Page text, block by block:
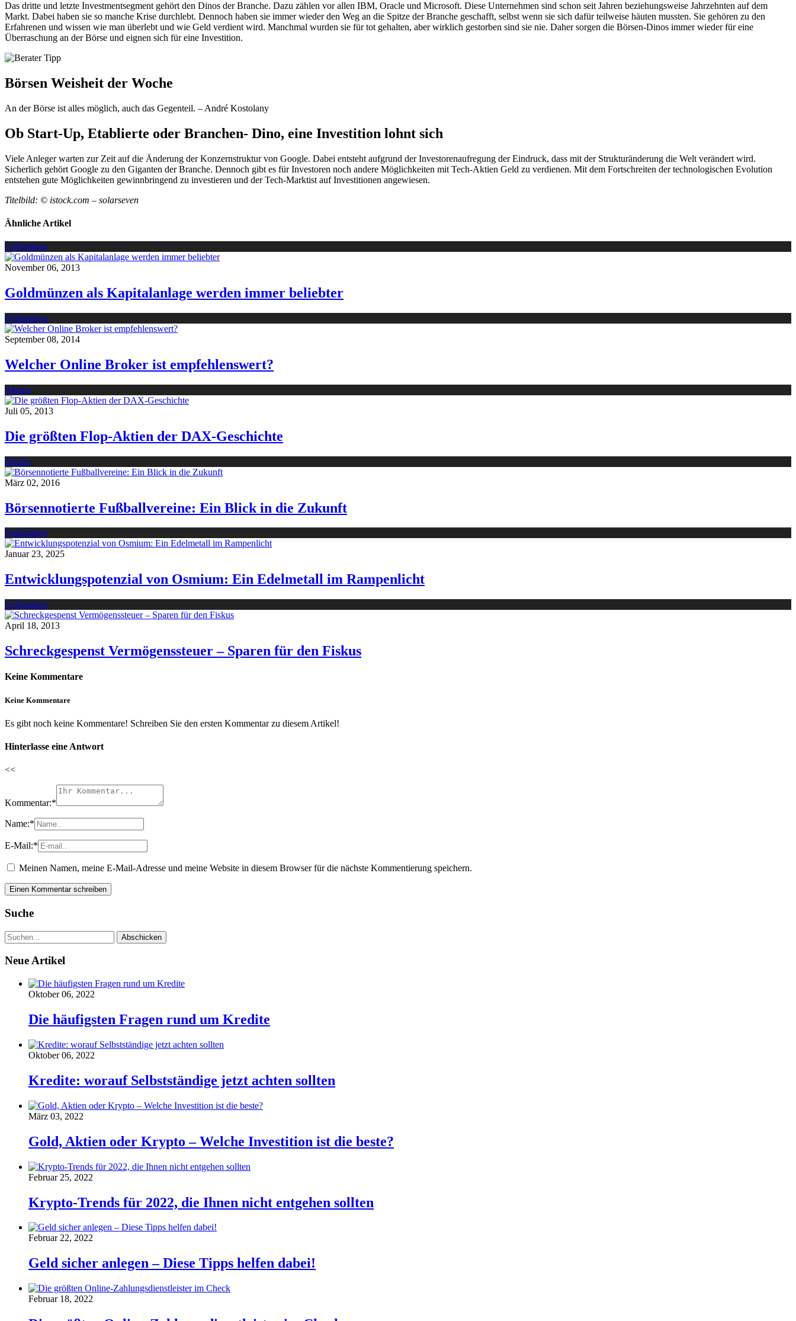
Das dritte und letzte Investmentsegment gehört den Dinos der Branche. Dazu zählen vor allen IBM, Oracle und Microsoft. Diese Unternehmen sind schon seit Jahren beziehungsweise Jahrzehnten auf dem
Markt. Dabei haben sie so manche Krise durchlebt. Dennoch haben sie immer wieder den Weg an die Spitze der Branche geschafft, selbst wenn sie sich dafür teilweise häuten mussten. Sie gehören zu den
Erfahrenen und wissen wie man überlebt und wie Geld verdient wird. Manchmal wurden sie für tot gehalten, aber wirklich gestorben sind sie nie. Daher sorgen die Börsen-Dinos immer wieder für eine
Überraschung an der Börse und eignen sich für eine Investition.
Börsen Weisheit der Woche
An der Börse ist alles möglich, auch das Gegenteil. – André Kostolany
Ob Start-Up, Etablierte oder Branchen- Dino, eine Investition lohnt sich
Viele Anleger warten zur Zeit auf die Änderung der Konzernstruktur von Google. Dabei entsteht aufgrund der Investorenaufregung der Eindruck, dass mit der Strukturänderung die Welt verändert wird.
Sicherlich gehört Google zu den Giganten der Branche. Dennoch gibt es für Investoren noch andere Möglichkeiten mit Tech-Aktien Geld zu verdienen. Mit dem Fortschreiten der technologischen Evolution
entstehen gute Möglichkeiten gewinnbringend zu investieren und der Tech-Marktist auf Investitionen angewiesen.
Titelbild: © istock.com – solarseven
Ähnliche Artikel
Geldanlage
November 06, 2013
Goldmünzen als Kapitalanlage werden immer beliebter
Geldanlage
September 08, 2014
Welcher Online Broker ist empfehlenswert?
Aktien
Juli 05, 2013
Die größten Flop-Aktien der DAX-Geschichte
Aktien
März 02, 2016
Börsennotierte Fußballvereine: Ein Blick in die Zukunft
Geldanlage
Januar 23, 2025
Entwicklungspotenzial von Osmium: Ein Edelmetall im Rampenlicht
Geldanlage
April 18, 2013
Schreckgespenst Vermögenssteuer – Sparen für den Fiskus
Keine Kommentare
Keine Kommentare
Es gibt noch keine Kommentare! Schreiben Sie den ersten Kommentar zu diesem Artikel!
Hinterlasse eine Antwort
<<
Kommentar:*
Name:*
E-Mail:*
Meinen Namen, meine E-Mail-Adresse und meine Website in diesem Browser für die nächste Kommentierung speichern.
Suche
Neue Artikel
Oktober 06, 2022
Die häufigsten Fragen rund um Kredite
Oktober 06, 2022
Kredite: worauf Selbstständige jetzt achten sollten
März 03, 2022
Gold, Aktien oder Krypto – Welche Investition ist die beste?
Februar 25, 2022
Krypto-Trends für 2022, die Ihnen nicht entgehen sollten
Februar 22, 2022
Geld sicher anlegen – Diese Tipps helfen dabei!
Februar 18, 2022